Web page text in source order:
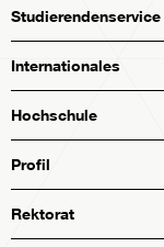
Studierendenservice
Internationales
Hochschule
Profil
Rektorat